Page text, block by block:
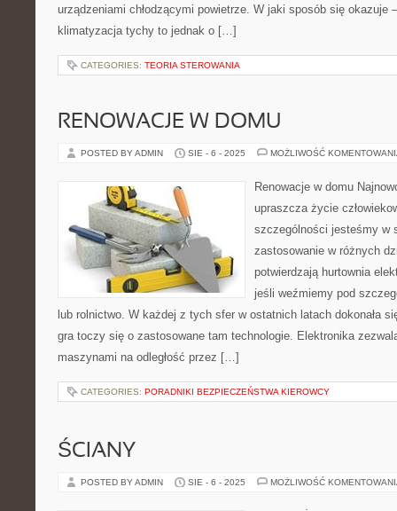
urządzeniami chłodzącymi powietrze. W jaki sposób się okazuje
klimatyzacja tychy to jednak o […]
CATEGORIES: TEORIA STEROWANIA
RENOWACJE W DOMU
POSTED BY ADMIN SIE - 6 - 2025 MOŻLIWOŚĆ
Renowacje w domu
upraszcza życie
szczególności jesteśmy w
zastosowanie w różnych
potwierdzają hurtownia
jeśli weźmiemy pod
lub rolnictwo. W każdej z tych sfer w ostatnich latach dokonała
gra toczy się o zastosowane tam technologie. Elektronika
maszynami na odległość przez […]
CATEGORIES: PORADNIKI BEZPIECZEŃSTWA KIEROWCY
ŚCIANY
POSTED BY ADMIN SIE - 6 - 2025 MOŻLIWOŚĆ